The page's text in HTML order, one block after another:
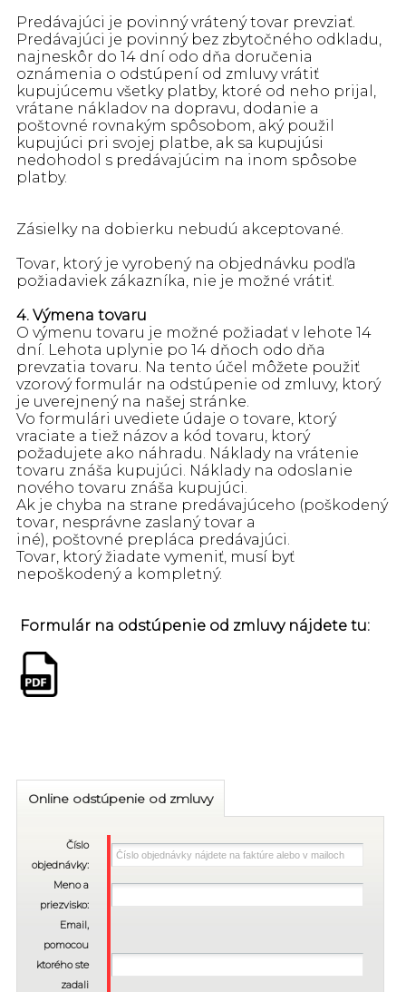
Predávajúci je povinný vrátený tovar prevziať.
Predávajúci je povinný bez zbytočného odkladu,
najneskôr do 14 dní odo dňa doručenia
oznámenia o odstúpení od zmluvy vrátiť
kupujúcemu všetky platby, ktoré od neho prijal,
vrátane nákladov na dopravu, dodanie a
poštovné rovnakým spôsobom, aký použil
kupujúci pri svojej platbe, ak sa kupujúsi
nedohodol s predávajúcim na inom spôsobe
platby.
Zásielky na dobierku nebudú akceptované.
Tovar, ktorý je vyrobený na objednávku podľa
požiadaviek zákazníka, nie je možné vrátiť.
4. Výmena tovaru
O výmenu tovaru je možné požiadať v lehote 14
dní. Lehota uplynie po 14 dňoch odo dňa
prevzatia tovaru. Na tento účel môžete použiť
vzorový formulár na odstúpenie od zmluvy, ktorý
je uverejnený na našej stránke.
Vo formulári uvediete údaje o tovare, ktorý
vraciate a tiež názov a kód tovaru, ktorý
požadujete ako náhradu. Náklady na vrátenie
tovaru znáša kupujúci. Náklady na odoslanie
nového tovaru znáša kupujúci.
Ak je chyba na strane predávajúceho (poškodený
tovar, nesprávne zaslaný tovar a
iné) poštovné prepláca predávajúci.
Tovar, ktorý žiadate vymeniť, musí byť
nepoškodený a kompletný.
Formulár na odstúpenie od zmluvy nájdete tu:
Online odstúpenie od zmluvy
Číslo
objednávky:
Meno a
priezvisko:
Email,
pomocou
ktorého ste
zadali